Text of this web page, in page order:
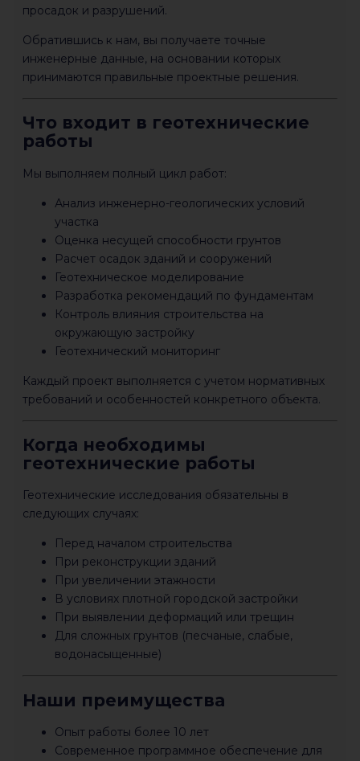
просадок и разрушений.
Обратившись к нам, вы получаете точные
инженерные данные, на основании которых
принимаются правильные проектные решения.
Что входит в геотехнические
работы
Мы выполняем полный цикл работ:
Анализ инженерно-геологических условий
участка
Оценка несущей способности грунтов
Расчет осадок зданий и сооружений
Геотехническое моделирование
Разработка рекомендаций по фундаментам
Контроль влияния строительства на
окружающую застройку
Геотехнический мониторинг
Каждый проект выполняется с учетом нормативных
требований и особенностей конкретного объекта.
Когда необходимы
геотехнические работы
Геотехнические исследования обязательны в
следующих случаях:
Перед началом строительства
При реконструкции зданий
При увеличении этажности
В условиях плотной городской застройки
При выявлении деформаций или трещин
Для сложных грунтов (песчаные, слабые,
водонасыщенные)
Наши преимущества
Опыт работы более 10 лет
Современное программное обеспечение для